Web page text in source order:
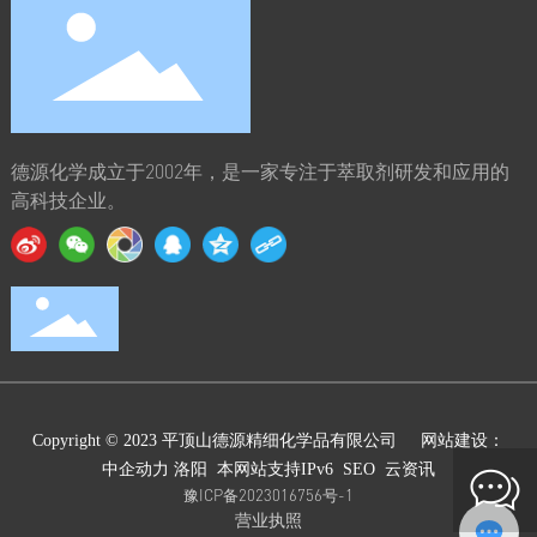
德源化学成立于2002年，是一家专注于萃取剂研发和应用的
高科技企业。
Copyright © 2023 平顶山德源精细化学品有限公司 网站建设：
中企动力 洛阳 本网站支持IPv6 SEO 云资讯
豫ICP备2023016756号-1
营业执照